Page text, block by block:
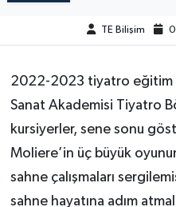
TE Bilişim
2022-2023 tiyatro eğitim
Sanat Akademisi Tiyatro
kursiyerler, sene sonu
Moliere’in üç büyük
sahne çalışmaları
sahne hayatına adım